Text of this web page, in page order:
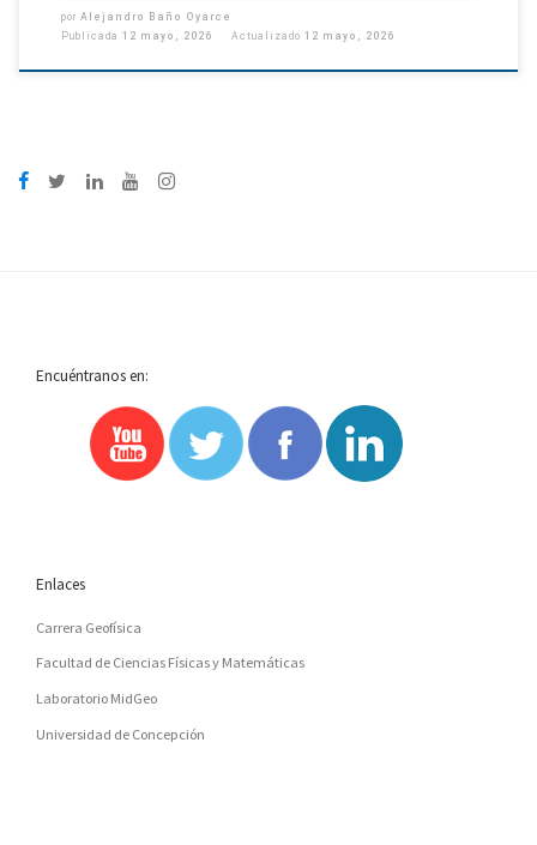
por Alejandro Baño Oyarce
Publicada 12 mayo, 2026 Actualizado 12 mayo, 2026
Encuéntranos en:
Enlaces
Carrera Geofísica
Facultad de Ciencias Físicas y Matemáticas
Laboratorio MidGeo
Universidad de Concepción